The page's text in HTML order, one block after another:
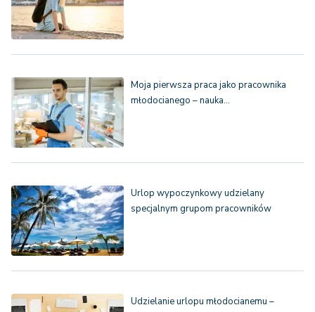
Moja pierwsza praca jako pracownika
młodocianego – nauka…
Urlop wypoczynkowy udzielany
specjalnym grupom pracowników
Udzielanie urlopu młodocianemu –